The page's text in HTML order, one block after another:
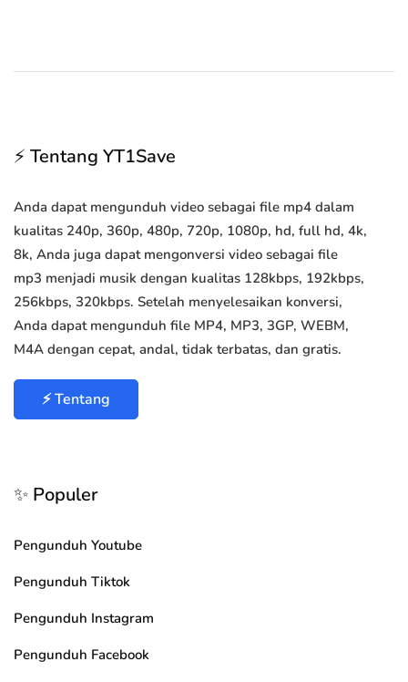
⚡ Tentang YT1Save
Anda dapat mengunduh video sebagai file mp4 dalam
kualitas 240p, 360p, 480p, 720p, 1080p, hd, full hd, 4k,
8k, Anda juga dapat mengonversi video sebagai file
mp3 menjadi musik dengan kualitas 128kbps, 192kbps,
256kbps, 320kbps. Setelah menyelesaikan konversi,
Anda dapat mengunduh file MP4, MP3, 3GP, WEBM,
M4A dengan cepat, andal, tidak terbatas, dan gratis.
⚡ Tentang
✨ Populer
Pengunduh Youtube
Pengunduh Tiktok
Pengunduh Instagram
Pengunduh Facebook